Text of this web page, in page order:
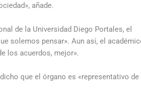
añade.
de la Universidad Diego Portales, el
solemos pensar». Aun así, el
los acuerdos, mejor».
que el órgano es «representativo de